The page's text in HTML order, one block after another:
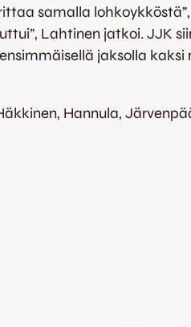
samalla
Lahtinen jatkoi. JJK
jaksolla
Hannula,